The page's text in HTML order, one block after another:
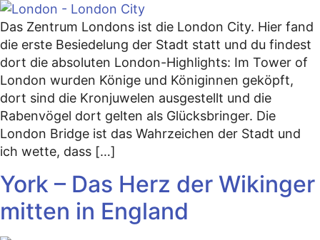
Das Zentrum Londons ist die London City. Hier fand
die erste Besiedelung der Stadt statt und du findest
dort die absoluten London-Highlights: Im Tower of
London wurden Könige und Königinnen geköpft,
dort sind die Kronjuwelen ausgestellt und die
Rabenvögel dort gelten als Glücksbringer. Die
London Bridge ist das Wahrzeichen der Stadt und
ich wette, dass […]
York – Das Herz der Wikinger
mitten in England